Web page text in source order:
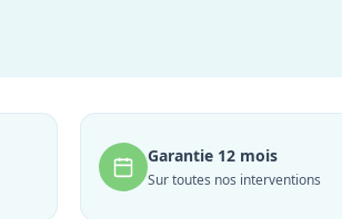
Garantie 12 mois
Sur toutes nos interventions